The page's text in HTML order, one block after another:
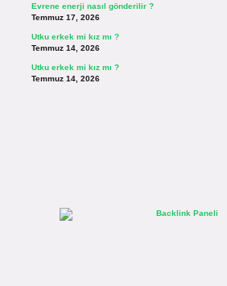
Evrene enerji nasıl gönderilir ?
Temmuz 17, 2026
Utku erkek mi kız mı ?
Temmuz 14, 2026
Utku erkek mi kız mı ?
Temmuz 14, 2026